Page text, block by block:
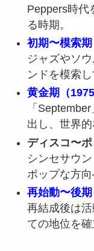
Peppers時代
る時期。
初期〜模索期
ジャズやソ
ンドを模索
黄金期（1975
「
出し、世界的
ディスコ〜ポ
シンセサウ
ポップな方向
再始動〜後期
再結成後は
ての地位を確